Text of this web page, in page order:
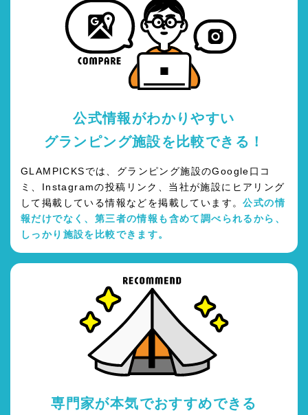
公式情報がわかりやすい
グランピング施設を比較できる！
GLAMPICKSでは、グランピング施設のGoogle口コ
ミ、Instagramの投稿リンク、当社が施設にヒアリング
して掲載している情報などを掲載しています。公式の情
報だけでなく、第三者の情報も含めて調べられるから、
しっかり施設を比較できます。
専門家が本気でおすすめできる